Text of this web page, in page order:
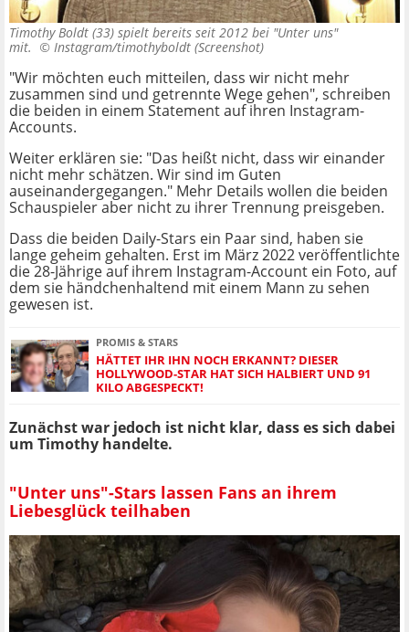
Timothy Boldt (33) spielt bereits seit 2012 bei "Unter uns"
mit. © Instagram/timothyboldt (Screenshot)
"Wir möchten euch mitteilen, dass wir nicht mehr
zusammen sind und getrennte Wege gehen", schreiben
die beiden in einem Statement auf ihren Instagram-
Accounts.
Weiter erklären sie: "Das heißt nicht, dass wir einander
nicht mehr schätzen. Wir sind im Guten
auseinandergegangen." Mehr Details wollen die beiden
Schauspieler aber nicht zu ihrer Trennung preisgeben.
Dass die beiden Daily-Stars ein Paar sind, haben sie
lange geheim gehalten. Erst im März 2022 veröffentlichte
die 28-Jährige auf ihrem Instagram-Account ein Foto, auf
dem sie händchenhaltend mit einem Mann zu sehen
gewesen ist.
PROMIS & STARS
HÄTTET IHR IHN NOCH ERKANNT? DIESER
HOLLYWOOD-STAR HAT SICH HALBIERT UND 91
KILO ABGESPECKT!
Zunächst war jedoch ist nicht klar, dass es sich dabei
um Timothy handelte.
"Unter uns"-Stars lassen Fans an ihrem
Liebesglück teilhaben